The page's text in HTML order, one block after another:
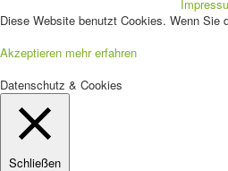
Diese Website benutzt Cookies. Wenn Sie
Akzeptieren mehr erfahren
Datenschutz & Cookies
Schließen